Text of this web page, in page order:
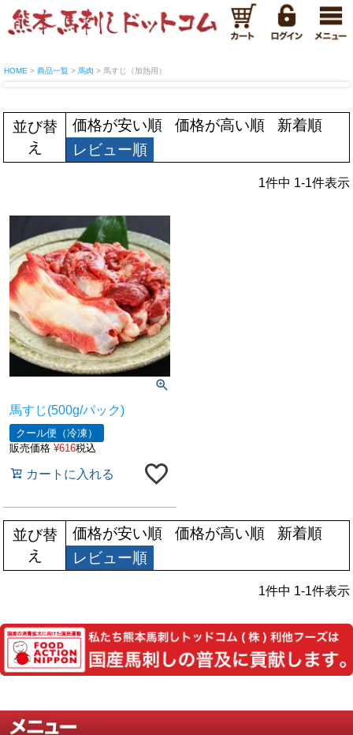
HOME 商品一覧 馬肉 馬すじ（加熱用）
並び替
え
価格が安い順 価格が高い順
新着順
レビュー順
1件中 1-1件表示
馬すじ(500g/パック)
クール便（冷凍）
販売価格 ¥616税込
カートに入れる
並び替
え
価格が安い順 価格が高い順
新着順
レビュー順
1件中 1-1件表示